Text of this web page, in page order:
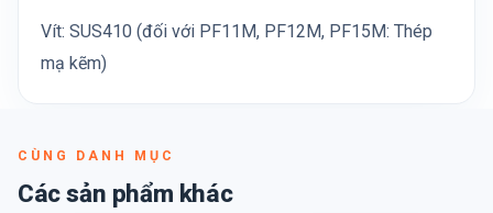
Vít: SUS410 (đối với PF11M, PF12M, PF15M: Thép
mạ kẽm)
CÙNG DANH MỤC
Các sản phẩm khác